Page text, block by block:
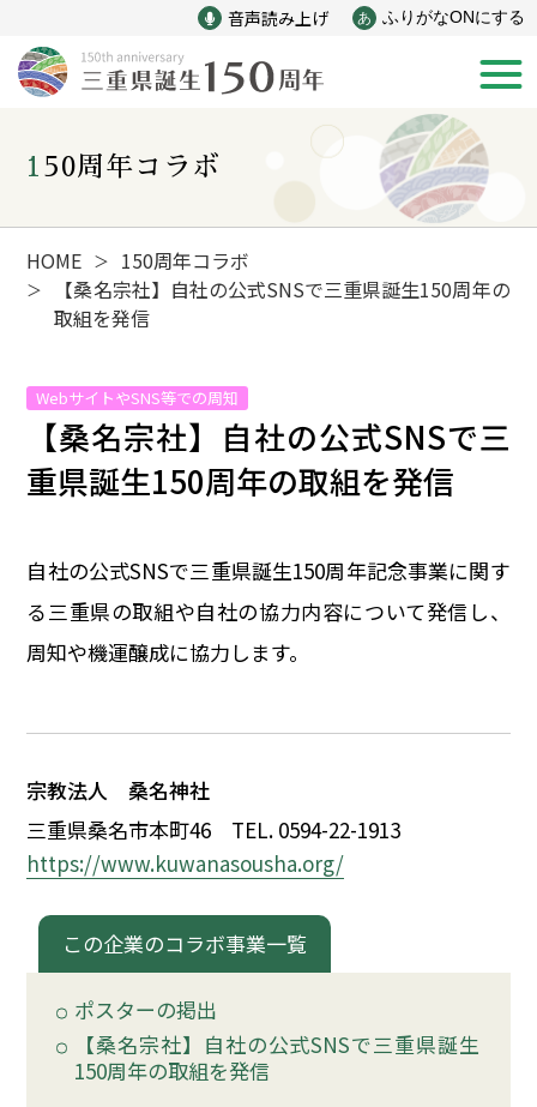
音声読み上げ あ ふりがなONにする
新着情報
みえ150年の歩み
災害
産業
インフラ 偉人
イベント
150周年コラボ
150周年コラボ
HOME ＞ 150周年コラボ
＞
【桑名宗社】自社の公式SNSで三重県誕生150周年の
取組を発信
WebサイトやSNS等での周知
【桑名宗社】自社の公式SNSで三
重県誕生150周年の取組を発信
自社の公式SNSで三重県誕生150周年記念事業に関す
る三重県の取組や自社の協力内容について発信し、
周知や機運醸成に協力します。
宗教法人 桑名神社
三重県桑名市本町46 TEL. 0594-22-1913
https://www.kuwanasousha.org/
この企業のコラボ事業一覧
ポスターの掲出
【桑名宗社】自社の公式SNSで三重県誕生
150周年の取組を発信